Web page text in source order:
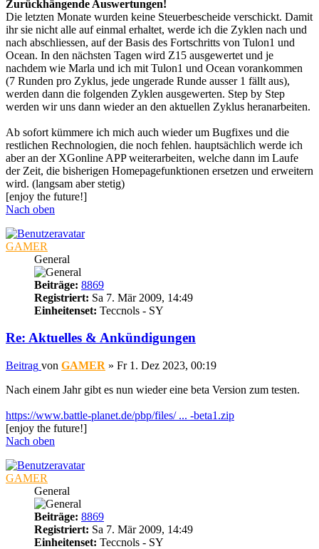
Zurückhängende Auswertungen!
Die letzten Monate wurden keine Steuerbescheide verschickt. Damit
ihr sie nicht alle auf einmal erhaltet, werde ich die Zyklen nach und
nach abschliessen, auf der Basis des Fortschritts von Tulon1 und
Ocean. In den nächsten Tagen wird Z15 ausgewertet und je
nachdem wie Marla und ich mit Tulon1 und Ocean vorankommen
(7 Runden pro Zyklus, jede ungerade Runde ausser 1 fällt aus),
werden dann die folgenden Zyklen ausgewerten. Step by Step
werden wir uns dann wieder an den aktuellen Zyklus heranarbeiten.
Ab sofort kümmere ich mich auch wieder um Bugfixes und die
restlichen Rechnologien, die noch fehlen. hauptsächlich werde ich
aber an der XGonline APP weiterarbeiten, welche dann im Laufe
der Zeit, die bisherigen Homepagefunktionen ersetzen und erweitern
wird. (langsam aber stetig)
[enjoy the future!]
Nach oben
GAMER
General
Beiträge: 8869
Registriert: Sa 7. Mär 2009, 14:49
Einheitenset: Teccnols - SY
Re: Aktuelles & Ankündigungen
Beitrag von GAMER » Fr 1. Dez 2023, 00:19
Nach einem Jahr gibt es nun wieder eine beta Version zum testen.
https://www.battle-planet.de/pbp/files/ ... -beta1.zip
[enjoy the future!]
Nach oben
GAMER
General
Beiträge: 8869
Registriert: Sa 7. Mär 2009, 14:49
Einheitenset: Teccnols - SY